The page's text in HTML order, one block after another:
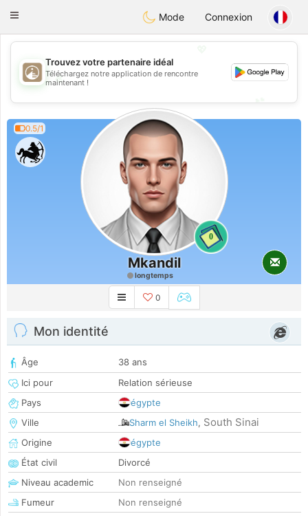
Bahebik
Toggle
Mode Connexion
💖
💕
Trouvez votre partenaire idéal
Téléchargez notre application de rencontre
maintenant !
0.5/1
0
Mkandil
longtemps
0
Mon identité
Âge
38 ans
Ici pour
Relation sérieuse
Pays
égypte
Ville
Sharm el Sheikh, South Sinai
Origine
égypte
État civil
Divorcé
Niveau academic
Non renseigné
Fumeur
Non renseigné